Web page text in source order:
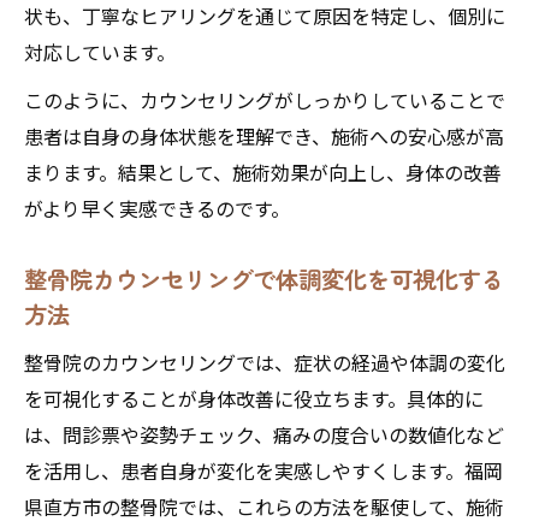
状も、丁寧なヒアリングを通じて原因を特定し、個別に
対応しています。
このように、カウンセリングがしっかりしていることで
患者は自身の身体状態を理解でき、施術への安心感が高
まります。結果として、施術効果が向上し、身体の改善
がより早く実感できるのです。
整骨院カウンセリングで体調変化を可視化する
方法
整骨院のカウンセリングでは、症状の経過や体調の変化
を可視化することが身体改善に役立ちます。具体的に
は、問診票や姿勢チェック、痛みの度合いの数値化など
を活用し、患者自身が変化を実感しやすくします。福岡
県直方市の整骨院では、これらの方法を駆使して、施術